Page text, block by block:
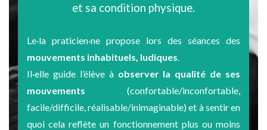
et sa condition physique.
Le·la praticien·ne propose lors des séances des
mouvements inhabituels, ludiques
Il·elle guide l’élève à observer la qualité de ses
mouvements (confortable/inconfortable,
facile/difficile, réalisable/inimaginable) et à sentir en
quoi cela reflète un fonctionnement plus ou moins